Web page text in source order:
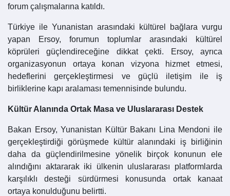
forum çalışmalarına katıldı.
Türkiye ile Yunanistan arasındaki kültürel bağlara vurgu
yapan Ersoy, forumun toplumlar arasındaki kültürel
köprüleri güçlendireceğine dikkat çekti. Ersoy, ayrıca
organizasyonun ortaya konan vizyona hizmet etmesi,
hedeflerini gerçekleştirmesi ve güçlü iletişim ile iş
birliklerine kapı aralaması temennisinde bulundu.
Kültür Alanında Ortak Masa ve Uluslararası Destek
Bakan Ersoy, Yunanistan Kültür Bakanı Lina Mendoni ile
gerçekleştirdiği görüşmede kültür alanındaki iş birliğinin
daha da güçlendirilmesine yönelik birçok konunun ele
alındığını aktararak iki ülkenin uluslararası platformlarda
karşılıklı desteği sürdürmesi konusunda ortak kanaat
ortaya konulduğunu belirtti.